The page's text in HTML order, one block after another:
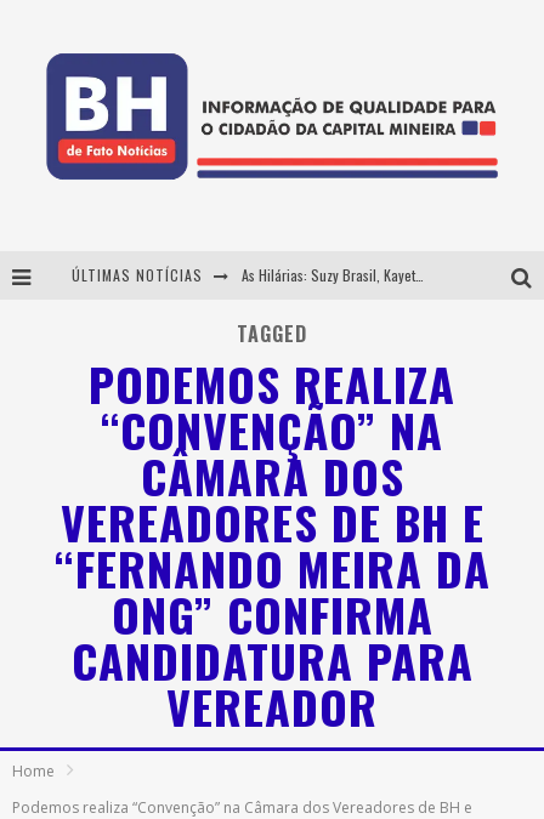
ÚLTIMAS NOTÍCIAS As Hilárias: Suzy Brasil, Kayete e Karoline Absinto retornam a Belo Horizonte para apresentação única no Teatro Sesiminas
Usecorp consolida a 'economia do uso' no B2B brasileiro, vira S.A. e impulsiona expansão com novo fundo estruturado
Hot Wheels Monster Trucks Live™ confirma Belo Horizonte na turnê América do Sul 2027
TAGGED
PODEMOS REALIZA
“CONVENÇÃO” NA
CÂMARA DOS
VEREADORES DE BH E
“FERNANDO MEIRA DA
ONG” CONFIRMA
CANDIDATURA PARA
VEREADOR
Home
Podemos realiza “Convenção” na Câmara dos Vereadores de BH e